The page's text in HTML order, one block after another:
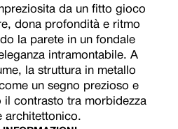
da un fitto gioco
dona profondità e ritmo
la parete in un fondale
intramontabile. A
la struttura in metallo
un segno prezioso e
il contrasto tra morbidezza
architettonico.